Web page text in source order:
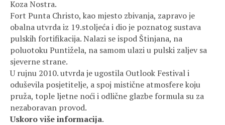
Koza Nostra.
Fort Punta Christo, kao mjesto zbivanja, zapravo je
obalna utvrda iz 19.stoljeća i dio je poznatog sustava
pulskih fortifikacija. Nalazi se ispod Štinjana, na
poluotoku Puntižela, na samom ulazi u pulski zaljev sa
sjeverne strane.
U rujnu 2010. utvrda je ugostila Outlook Festival i
oduševila posjetitelje, a spoj mistične atmosfere koju
pruža, tople ljetne noći i odlične glazbe formula su za
nezaboravan provod.
Uskoro više informacija.